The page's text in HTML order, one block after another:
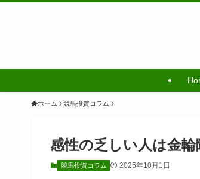
ホーム 競馬投資コラム
感性の乏しい人は金
競馬投資コラム 2025年10月1日